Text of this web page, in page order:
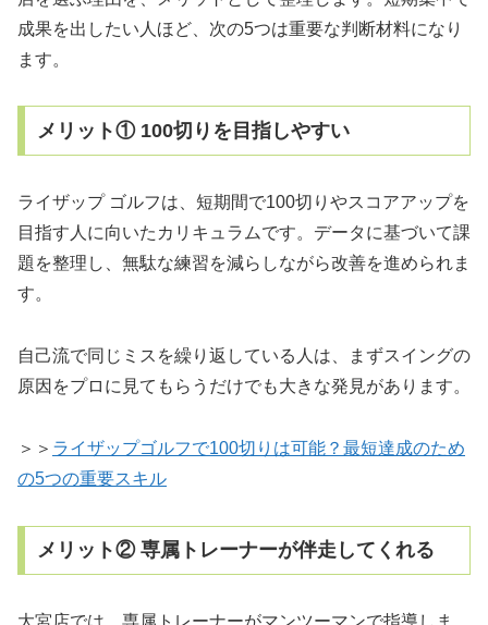
成果を出したい人ほど、次の5つは重要な判断材料になり
ます。
メリット① 100切りを目指しやすい
ライザップ ゴルフは、短期間で100切りやスコアアップを
目指す人に向いたカリキュラムです。データに基づいて課
題を整理し、無駄な練習を減らしながら改善を進められま
す。
自己流で同じミスを繰り返している人は、まずスイングの
原因をプロに見てもらうだけでも大きな発見があります。
＞＞ ライザップゴルフで100切りは可能？最短達成のため
の5つの重要スキル
メリット② 専属トレーナーが伴走してくれる